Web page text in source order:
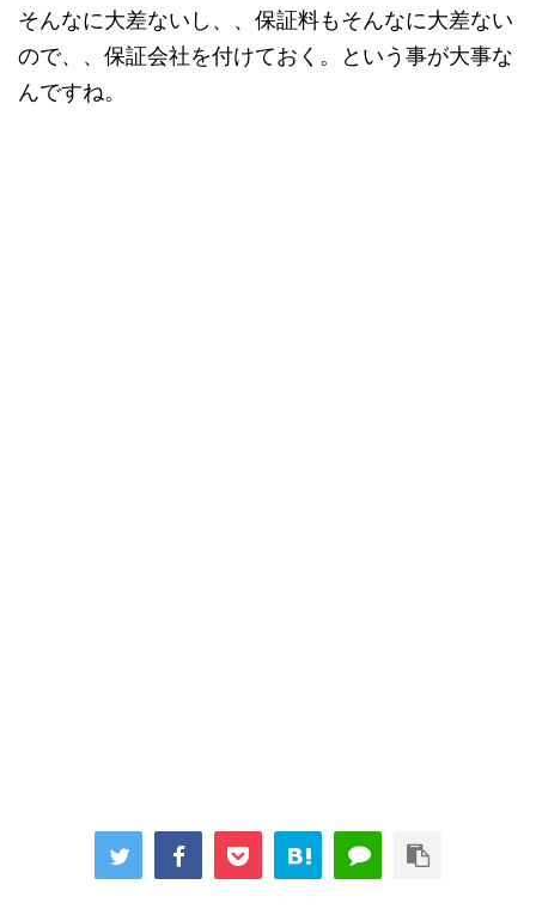
そんなに大差ないし、、保証料もそんなに大差ない
ので、、保証会社を付けておく。という事が大事な
んですね。